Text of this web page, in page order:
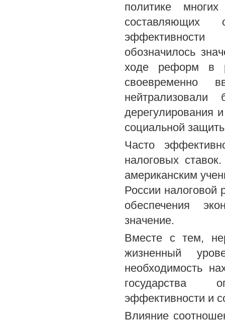
политике
составляющих
обозначилось
ходе реформ в
своевременно
дерегулирования
социальной
Часто
налоговых
американским
России налоговой
обеспечения
значение.
Вместе с тем,
жизненный
необходимость
государства
эффективности и
Влияние